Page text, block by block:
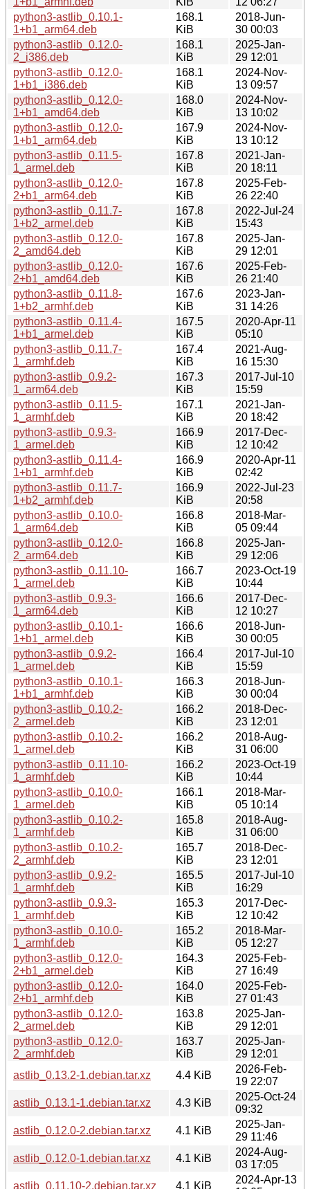
python3-astlib_0.10.1-
1+b1_arm64.deb
168.1
KiB
2018-Jun-
30 00:03
python3-astlib_0.12.0-
2_i386.deb
168.1
KiB
2025-Jan-
29 12:01
python3-astlib_0.12.0-
1+b1_i386.deb
168.1
KiB
2024-Nov-
13 09:57
python3-astlib_0.12.0-
1+b1_amd64.deb
168.0
KiB
2024-Nov-
13 10:02
python3-astlib_0.12.0-
1+b1_arm64.deb
167.9
KiB
2024-Nov-
13 10:12
python3-astlib_0.11.5-
1_armel.deb
167.8
KiB
2021-Jan-
20 18:11
python3-astlib_0.12.0-
2+b1_arm64.deb
167.8
KiB
2025-Feb-
26 22:40
python3-astlib_0.11.7-
1+b2_armel.deb
167.8
KiB
2022-Jul-24
15:43
python3-astlib_0.12.0-
2_amd64.deb
167.8
KiB
2025-Jan-
29 12:01
python3-astlib_0.12.0-
2+b1_amd64.deb
167.6
KiB
2025-Feb-
26 21:40
python3-astlib_0.11.8-
1+b2_armhf.deb
167.6
KiB
2023-Jan-
31 14:26
python3-astlib_0.11.4-
1+b1_armel.deb
167.5
KiB
2020-Apr-11
05:10
python3-astlib_0.11.7-
1_armhf.deb
167.4
KiB
2021-Aug-
16 15:30
python3-astlib_0.9.2-
1_arm64.deb
167.3
KiB
2017-Jul-10
15:59
python3-astlib_0.11.5-
1_armhf.deb
167.1
KiB
2021-Jan-
20 18:42
python3-astlib_0.9.3-
1_armel.deb
166.9
KiB
2017-Dec-
12 10:42
python3-astlib_0.11.4-
1+b1_armhf.deb
166.9
KiB
2020-Apr-11
02:42
python3-astlib_0.11.7-
1+b2_armhf.deb
166.9
KiB
2022-Jul-23
20:58
python3-astlib_0.10.0-
1_arm64.deb
166.8
KiB
2018-Mar-
05 09:44
python3-astlib_0.12.0-
2_arm64.deb
166.8
KiB
2025-Jan-
29 12:06
python3-astlib_0.11.10-
1_armel.deb
166.7
KiB
2023-Oct-19
10:44
python3-astlib_0.9.3-
1_arm64.deb
166.6
KiB
2017-Dec-
12 10:27
python3-astlib_0.10.1-
1+b1_armel.deb
166.6
KiB
2018-Jun-
30 00:05
python3-astlib_0.9.2-
1_armel.deb
166.4
KiB
2017-Jul-10
15:59
python3-astlib_0.10.1-
1+b1_armhf.deb
166.3
KiB
2018-Jun-
30 00:04
python3-astlib_0.10.2-
2_armel.deb
166.2
KiB
2018-Dec-
23 12:01
python3-astlib_0.10.2-
1_armel.deb
166.2
KiB
2018-Aug-
31 06:00
python3-astlib_0.11.10-
1_armhf.deb
166.2
KiB
2023-Oct-19
10:44
python3-astlib_0.10.0-
1_armel.deb
166.1
KiB
2018-Mar-
05 10:14
python3-astlib_0.10.2-
1_armhf.deb
165.8
KiB
2018-Aug-
31 06:00
python3-astlib_0.10.2-
2_armhf.deb
165.7
KiB
2018-Dec-
23 12:01
python3-astlib_0.9.2-
1_armhf.deb
165.5
KiB
2017-Jul-10
16:29
python3-astlib_0.9.3-
1_armhf.deb
165.3
KiB
2017-Dec-
12 10:42
python3-astlib_0.10.0-
1_armhf.deb
165.2
KiB
2018-Mar-
05 12:27
python3-astlib_0.12.0-
2+b1_armel.deb
164.3
KiB
2025-Feb-
27 16:49
python3-astlib_0.12.0-
2+b1_armhf.deb
164.0
KiB
2025-Feb-
27 01:43
python3-astlib_0.12.0-
2_armel.deb
163.8
KiB
2025-Jan-
29 12:01
python3-astlib_0.12.0-
2_armhf.deb
163.7
KiB
2025-Jan-
29 12:01
astlib_0.13.2-1.debian.tar.xz
4.4 KiB
2026-Feb-
19 22:07
astlib_0.13.1-1.debian.tar.xz
4.3 KiB
2025-Oct-24
09:32
astlib_0.12.0-2.debian.tar.xz
4.1 KiB
2025-Jan-
29 11:46
astlib_0.12.0-1.debian.tar.xz
4.1 KiB
2024-Aug-
03 17:05
astlib_0.11.10-2.debian.tar.xz
4.1 KiB
2024-Apr-13